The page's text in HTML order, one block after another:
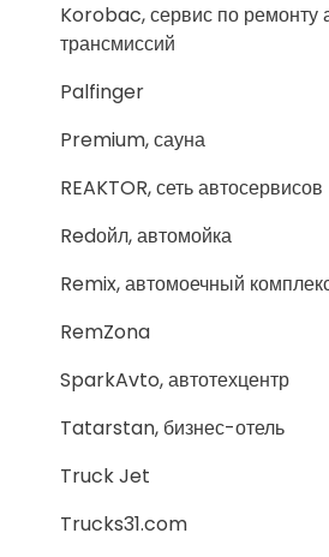
Korobac, сервис по ремонту
трансмиссий
Palfinger
Premium, сауна
REAKTOR, сеть автосервисов
Redойл, автомойка
Remix, автомоечный
RemZona
SparkAvto, автотехцентр
Tatarstan, бизнес-отель
Truck Jet
Trucks31.com